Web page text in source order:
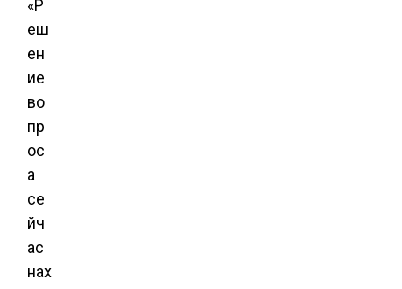
«Р
еш
ен
ие
во
пр
ос
а
се
йч
ас
нах